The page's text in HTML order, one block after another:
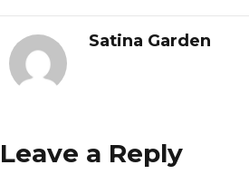
Satina Garden
Leave a Reply